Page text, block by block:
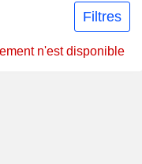
Filtres
n'est disponible